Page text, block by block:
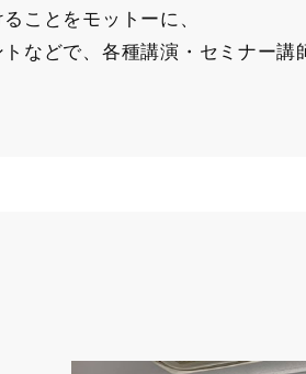
ことをモットーに、
などで、各種講演・セミナー講